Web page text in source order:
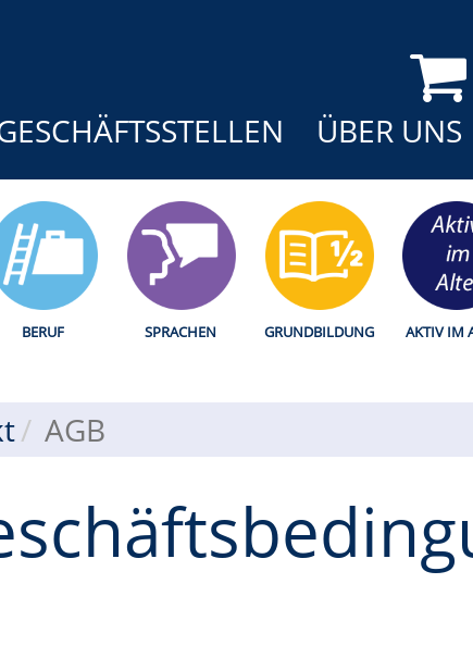
ÜBER UNS
BERUF SPRACHEN GRUNDBILDUNG AKTIV IM
AGB